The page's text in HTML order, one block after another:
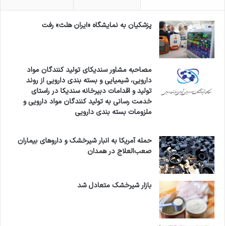
پزشکیان به نمایشگاه «ایران هلث» رفت
مصاحبه مشاور سندیکای تولید کنندگان مواد
دارویی، شیمیایی و بسته بندی دارویی از روند
تولید و اقدامات دبیرخانه سندیکا در راستای
خدمت رسانی به تولید کنندگان مواد دارویی و
ملزومات بسته بندی دارویی
حمله آمریکا به انبار شیرخشک و داروهای بیماران
صعب‌العلاج در همدان
بازار شیرخشک متعادل شد